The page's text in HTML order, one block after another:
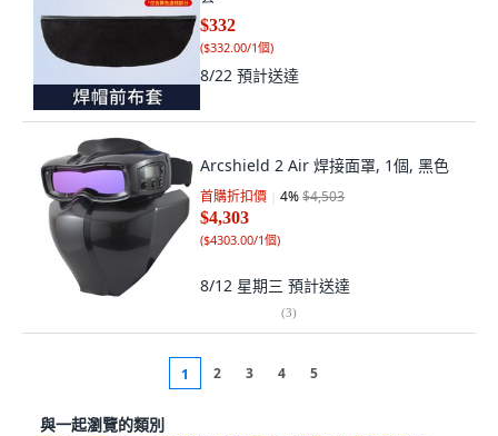
$332
($332.00/1個)
8/22 預計送達
Arcshield 2 Air 焊接面罩, 1個, 黑色
首購折扣價 4%$4,503
$4,303
($4303.00/1個)
8/12 星期三 預計送達
(3)
1 2 3 4 5
與一起瀏覽的類別